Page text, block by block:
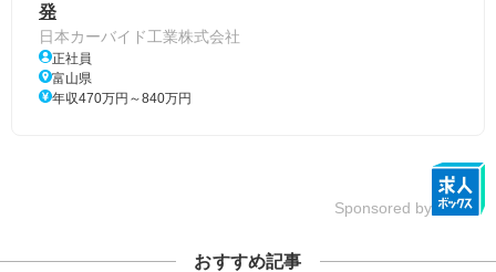
発
日本カーバイド工業株式会社
正社員
富山県
年収470万円～840万円
Sponsored by
おすすめ記事